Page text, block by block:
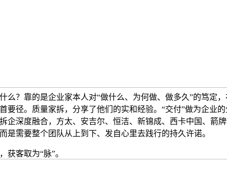
么？靠的是企业家本人对“做什么、为何做、做多久”的笃定
要径。质量家拆，分享了他们的实和经验。“交付”做为企业
企深度融合，方太、安吉尔、恒洁、新锦成、西卡中国、箭
是需要整个团队从上到下、发自心里去践行的持久许诺。
客取为“脉”。